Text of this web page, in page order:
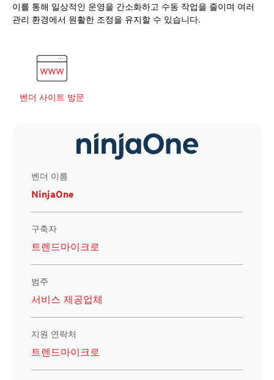
이를 통해 일상적인 운영을 간소화하고 수동 작업을 줄이며 여러
관리 환경에서 원활한 조정을 유지할 수 있습니다.
벤더 사이트 방문
벤더 이름
NinjaOne
구축자
트렌드마이크로
범주
서비스 제공업체
지원 연락처
트렌드마이크로